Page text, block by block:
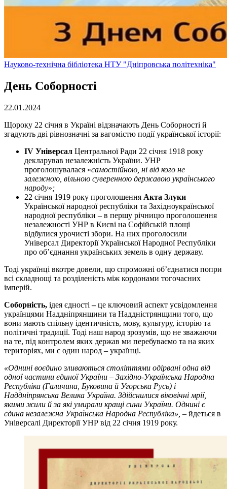
Науково-технічна бібліотека НТУ "Дніпровська політехніка"
День Соборності
22.01.2024
Щороку 22 січня в Україні відзначають День Соборності й
згадують дві рівнозначні за вагомістю події української історії:
IV Універсал Центральної Ради 22 січня 1918 року
декларував незалежність України. УНР
проголошувалася «самостійною, ні від кого не
залежною, вільною суверенною державою українського
народу»;
22 січня 1919 року проголошення Акта Злуки
Української народної республіки та Західноукраїнської
народної республіки – в першу річницю проголошення
незалежності УНР в Києві на Софійській площі
відбулися урочисті збори. На них проголосили
Універсал Директорії Української Народної Республіки
про об’єднання українських земель в одну державу.
Тоді українці вкотре довели, що спроможні об’єднатися попри
всі складнощі та розділеність між кордонами тогочасних
імперій.
Соборність, ідея єдності –це ключовий аспект усвідомлення
українцями Наддніпрянщини та Наддністрянщини того, що
вони мають спільну ідентичність, мову, культуру, історію та
політичні традиції. Тоді наш народ зрозумів, що не зважаючи
на те, під контролем яких держав ми перебуваємо та на яких
територіях, ми є один народ – українці.
«Однині воєдино зливаються століттями одірвані одна від
одної частини єдиної України – Західно-Українська Народна
Республіка (Галичина, Буковина й Угорська Русь) і
Наддніпрянська Велика Україна. Здійснилися віковічні мрії,
якими жили й за які умирали кращі сини України. Однині є
єдина незалежна Українська Народна Республіка» – йдеться в
Універсалі Директорії УНР від 22 січня 1919 року.